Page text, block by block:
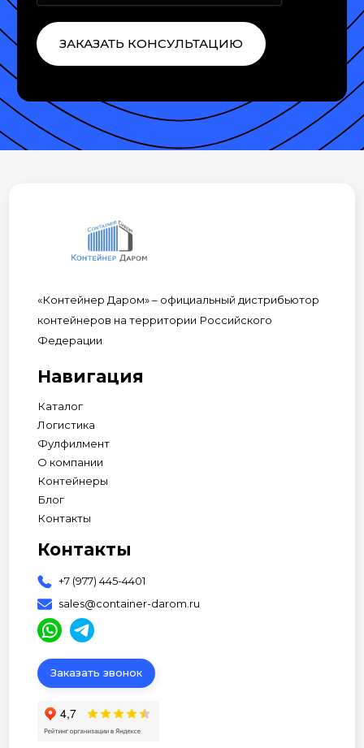
ЗАКАЗАТЬ КОНСУЛЬТАЦИЮ
«Контейнер Даром» – официальный дистрибьютор
контейнеров на территории Российского
Федерации
Навигация
Каталог
Логистика
Фулфилмент
О компании
Контейнеры
Блог
Контакты
Контакты
+7 (977) 445-4401
sales@container-darom.ru
Заказать звонок